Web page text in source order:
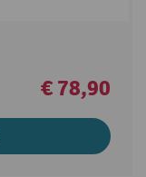
€ 78,90